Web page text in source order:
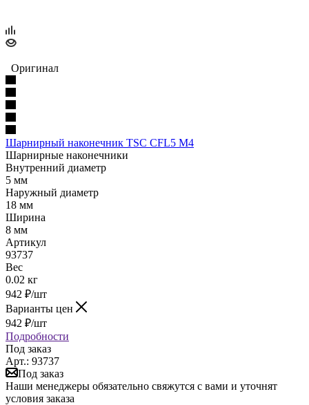
Оригинал
Шарнирный наконечник TSC CFL5 M4
Шарнирные наконечники
Внутренний диаметр
5 мм
Наружный диаметр
18 мм
Ширина
8 мм
Артикул
93737
Вес
0.02 кг
942 ₽/шт
Варианты цен
942 ₽/шт
Подробности
Под заказ
Арт.: 93737
Под заказ
Наши менеджеры обязательно свяжутся с вами и уточнят
условия заказа